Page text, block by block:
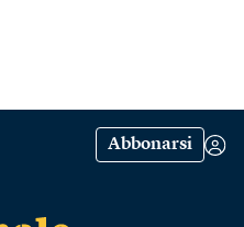
Abbonarsi